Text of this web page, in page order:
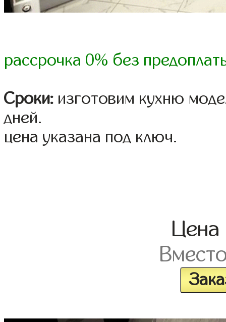
рассрочка 0% без
Сроки: изготовим кухню
дней.
цена указана под ключ.
Цена